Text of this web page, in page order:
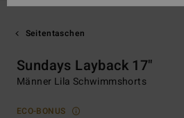
Seitentaschen
Sundays Layback 17"
Männer Lila Schwimmshorts
ECO-BONUS